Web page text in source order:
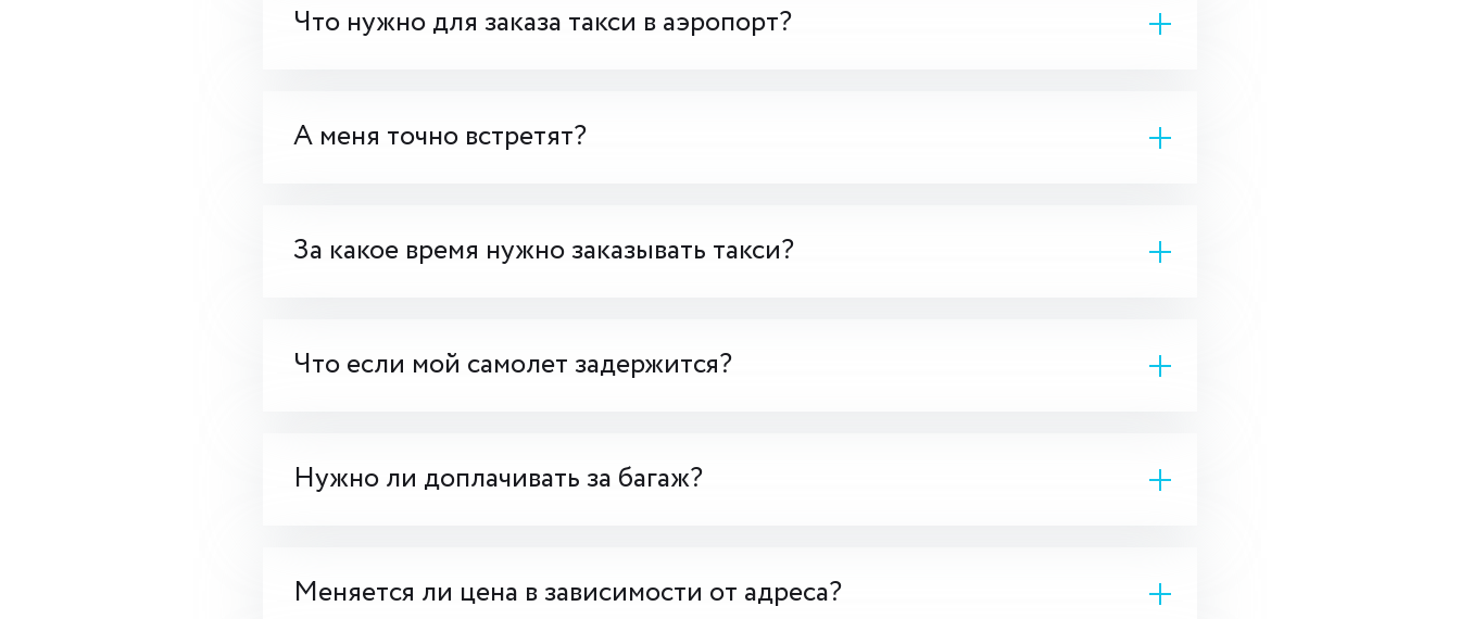
Что нужно для заказа такси в аэропорт?
А меня точно встретят?
За какое время нужно заказывать такси?
Что если мой самолет задержится?
Нужно ли доплачивать за багаж?
Меняется ли цена в зависимости от адреса?